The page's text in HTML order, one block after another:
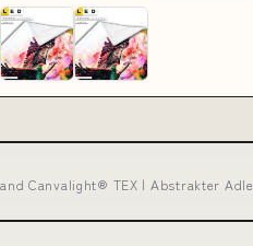
Canvalight® TEX | Abstrakter